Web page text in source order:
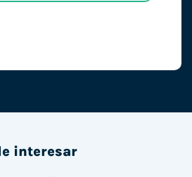
interesar